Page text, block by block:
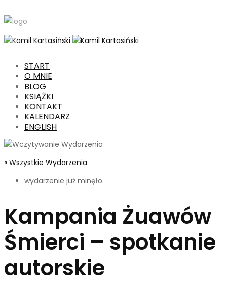
START
O MNIE
BLOG
KSIĄŻKI
KONTAKT
KALENDARZ
ENGLISH
« Wszystkie Wydarzenia
wydarzenie już minęło.
Kampania Żuawów
Śmierci – spotkanie
autorskie